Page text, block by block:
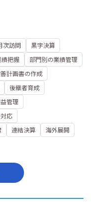
次訪問
黒字決算
績把握
部門別の業績管理
計画書の作成
後継者育成
管理
応
連結決算
海外展開